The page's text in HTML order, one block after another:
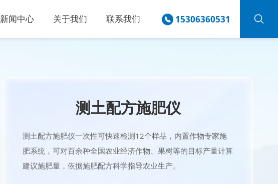
新闻中心 关于我们 联系我们 15306360531
测土配方施肥仪
测土配方施肥仪一次性可快速检测12个样品，内置作物专家施
肥系统，可对百余种全国农业经济作物、果树等的目标产量计算
建议施肥量，依据施肥配方科学指导农业生产。